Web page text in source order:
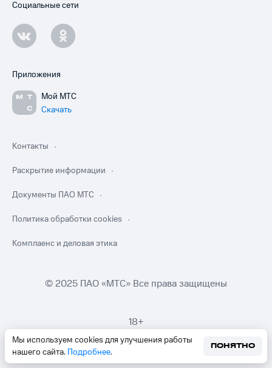
Мы используем cookies для улучшения работы
нашего сайта. Подробнее.
ПОНЯТНО
Социальные сети
Приложения
Мой МТС
Скачать
Контакты
Раскрытие информации
Документы ПАО МТС
Политика обработки cookies
Комплаенс и деловая этика
© 2025 ПАО «МТС» Все права защищены
18+